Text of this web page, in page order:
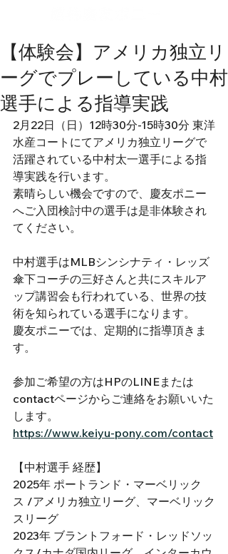
【体験会】アメリカ独立リ
ーグでプレーしている中村
選手による指導実践
2月22日（日）12時30分-15時30分 東洋
水産コートにてアメリカ独立リーグで
活躍されている中村太一選手による指
導実践を行います。
素晴らしい機会ですので、慶友ポニー
へご入団検討中の選手は是非体験され
てください。
中村選手はMLBシンシナティ・レッズ
傘下コーチの三好さんと共にスキルア
ップ講習会も行われている、世界の技
術を知られている選手になります。
慶友ポニーでは、定期的に指導頂きま
す。
参加ご希望の方はHPのLINEまたは
contactページからご連絡をお願いいた
します。
https://www.keiyu-pony.com/contact
【中村選手 経歴】
2025年 ポートランド・マーベリック
ス /アメリカ独立リーグ、マーベリック
スリーグ
2023年 ブラントフォード・レッドソッ